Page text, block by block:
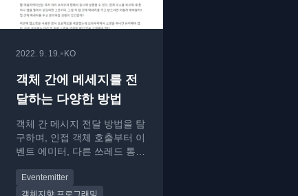
2022. 9. 19.• KO
객체 간에 메세지를 전
달하는 다양한 방법
객체 간 메시지 전달 방법을 탐
구하며, 인접 객체 호출부터 이
벤트 에미터, 다른 쓰레드 통신
다.
Eventemitter
객체지향 프로그래밍